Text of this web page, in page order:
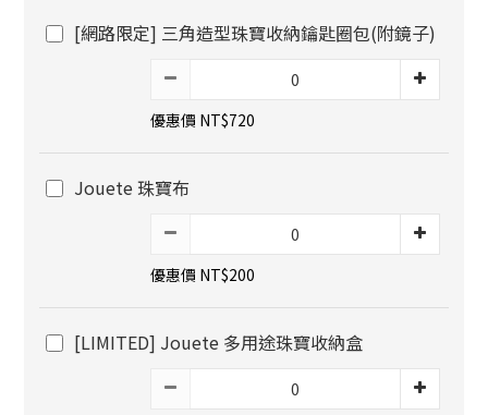
[網路限定] 三角造型珠寶收納鑰匙圈包(附鏡子)
優惠價 NT$720
Jouete 珠寶布
優惠價 NT$200
[LIMITED] Jouete 多用途珠寶收納盒